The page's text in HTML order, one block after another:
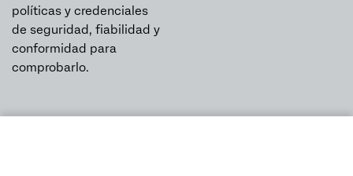
políticas y credenciales
de seguridad, fiabilidad y
conformidad para
comprobarlo.